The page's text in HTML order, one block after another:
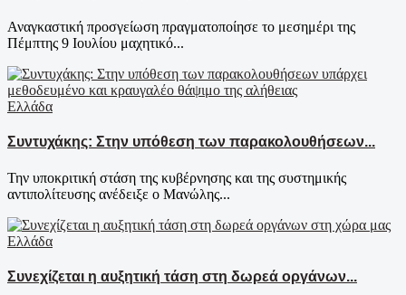
Αναγκαστική προσγείωση πραγματοποίησε το μεσημέρι της
Πέμπτης 9 Ιουλίου μαχητικό...
Ελλάδα
Συντυχάκης: Στην υπόθεση των παρακολουθήσεων...
Την υποκριτική στάση της κυβέρνησης και της συστημικής
αντιπολίτευσης ανέδειξε ο Μανώλης...
Ελλάδα
Συνεχίζεται η αυξητική τάση στη δωρεά οργάνων...